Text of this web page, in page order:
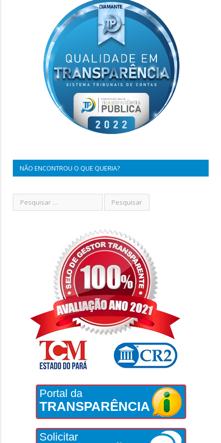
NÃO ENCONTROU O QUE QUERIA?
Portal da
TRANSPARÊNCIA
Solicitar